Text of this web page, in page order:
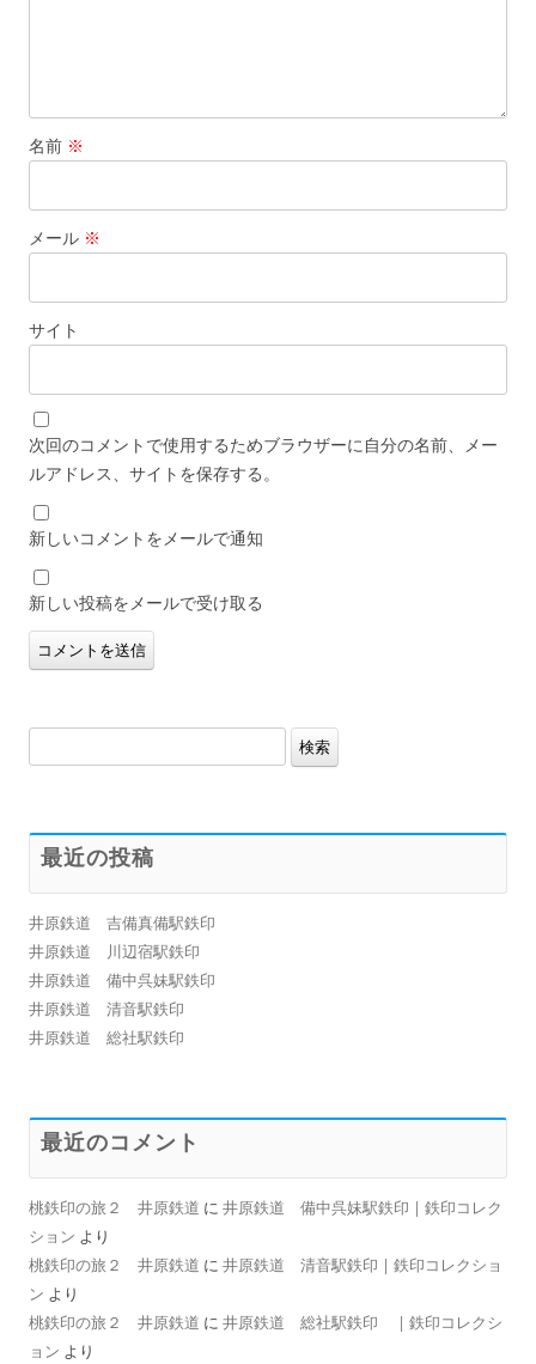
名前 ※
メール ※
サイト
次回のコメントで使用するためブラウザーに自分の名前、メー
ルアドレス、サイトを保存する。
新しいコメントをメールで通知
新しい投稿をメールで受け取る
索:
最近の投稿
井原鉄道 吉備真備駅鉄印
井原鉄道 川辺宿駅鉄印
井原鉄道 備中呉妹駅鉄印
井原鉄道 清音駅鉄印
井原鉄道 総社駅鉄印
最近のコメント
桃鉄印の旅２ 井原鉄道 に 井原鉄道 備中呉妹駅鉄印 | 鉄印コレク
ション より
桃鉄印の旅２ 井原鉄道 に 井原鉄道 清音駅鉄印 | 鉄印コレクショ
ン より
桃鉄印の旅２ 井原鉄道 に 井原鉄道 総社駅鉄印 | 鉄印コレクシ
ョン より